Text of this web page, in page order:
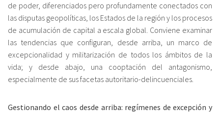
de poder, diferenciados pero profundamente conectados con
las disputas geopolíticas, los Estados de la región y los procesos
de acumulación de capital a escala global. Conviene examinar
las tendencias que configuran, desde arriba, un marco de
excepcionalidad y militarización de todos los ámbitos de la
vida; y desde abajo, una cooptación del antagonismo,
especialmente de sus facetas autoritario-delincuenciales.
Gestionando el caos desde arriba: regímenes de excepción y